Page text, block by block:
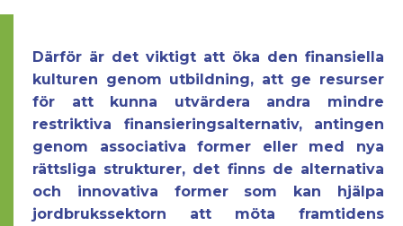
Därför är det viktigt att öka den finansiella
kulturen genom utbildning, att ge resurser
för att kunna utvärdera andra mindre
restriktiva finansieringsalternativ, antingen
genom associativa former eller med nya
rättsliga strukturer, det finns de alternativa
och innovativa former som kan hjälpa
jordbrukssektorn att möta framtidens